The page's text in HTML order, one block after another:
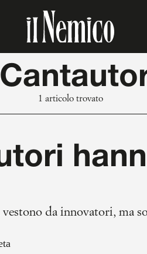
1 articolo trovato
da innovatori, ma